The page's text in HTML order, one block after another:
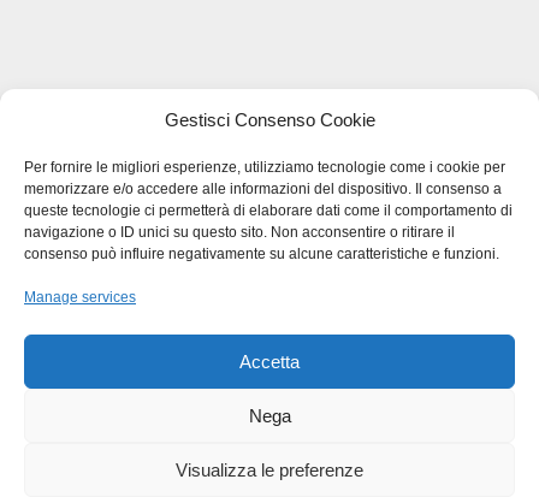
Gestisci Consenso Cookie
Per fornire le migliori esperienze, utilizziamo tecnologie come i cookie per
memorizzare e/o accedere alle informazioni del dispositivo. Il consenso a
queste tecnologie ci permetterà di elaborare dati come il comportamento di
navigazione o ID unici su questo sito. Non acconsentire o ritirare il
consenso può influire negativamente su alcune caratteristiche e funzioni.
Manage services
Accetta
Nega
Visualizza le preferenze
Legal Terms and Privacy - GDPR
BMB SRL – VIA DEL LAVORO 48
36034 MOLINA DI MALO (VI)
TEL +39 0445.510207